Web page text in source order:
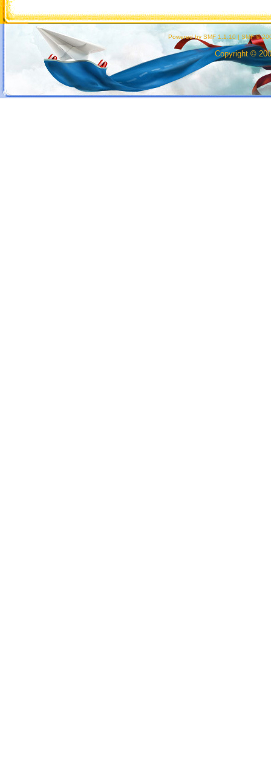
Powered by SMF 1.1.10 | SMF ©
Copyright ©